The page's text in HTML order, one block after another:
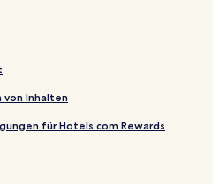
von Inhalten
für Hotels.com Rewards